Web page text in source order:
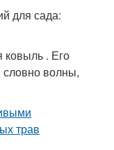
для сада:
ковыль . Его
словно волны,